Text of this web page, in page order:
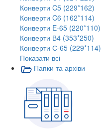
Конверти C5 (229*162)
Конверти C6 (162*114)
Конверти E-65 (220*110)
Конверти В4 (353*250)
Конверти С-65 (229*114)
Показати всі
Папки та архіви